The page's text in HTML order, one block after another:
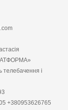
телебачення і
+380953626765